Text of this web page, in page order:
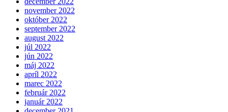
november 2022
október 2022
september 2022
august 2022
júl 2022
jún 2022
máj 2022
apríl 2022
marec 2022
február 2022
január 2022